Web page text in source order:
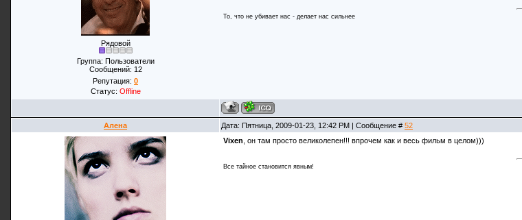
Рядовой
Группа: Пользователи
Сообщений: 12
Репутация: 0
Статус: Offline
То, что не убивает нас - делает нас сильнее
Алена Дата: Пятница, 2009-01-23, 12:42 PM | Сообщение # 52
Vixen , он там просто великолепен!!! впрочем как и весь фильм в целом)))
Все тайное становится явным!